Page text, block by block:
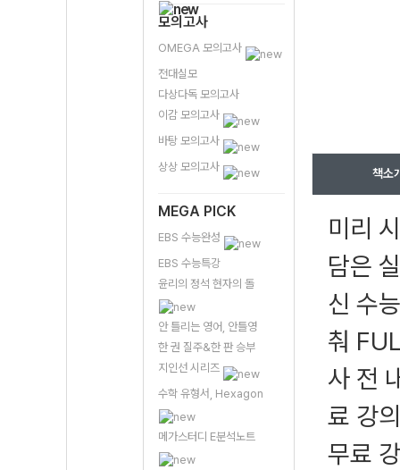
모의고사
OMEGA 모의고사
전대실모
다상다독 모의고사
이감 모의고사
바탕 모의고사
상상 모의고사
MEGA PICK
EBS 수능완성
EBS 수능특강
윤리의 정석 현자의 돌
안 틀리는 영어, 안틀영
한 권 질주&한 판 승부
지인선 시리즈
수학 유형서, Hexagon
메가스터디 E분석노트
책소
미리
담은
신 수
춰
사 전
료 강
무료